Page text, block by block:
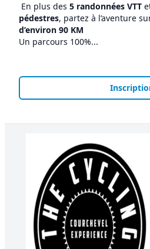
En plus des 5 randonnées VTT
pédestres, partez à l’aventure
d’environ 90 KM
Un parcours 100%...